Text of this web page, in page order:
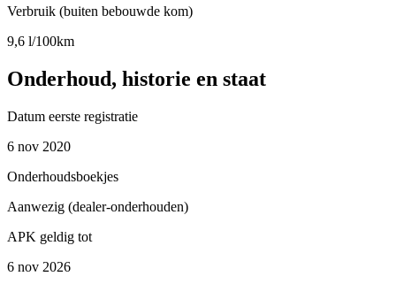
Verbruik (buiten bebouwde kom)
9,6 l/100km
Onderhoud, historie en staat
Datum eerste registratie
6 nov 2020
Onderhoudsboekjes
Aanwezig (dealer-onderhouden)
APK geldig tot
6 nov 2026